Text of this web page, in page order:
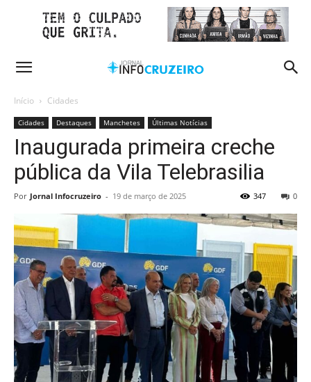
Início Cidades
Cidades Destaques Manchetes Últimas Notícias
Inaugurada primeira creche
pública da Vila Telebrasilia
Por Jornal Infocruzeiro - 19 de março de 2025 0
347